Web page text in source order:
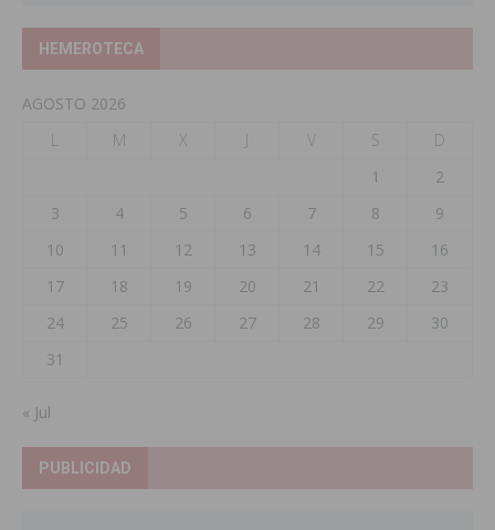
HEMEROTECA
AGOSTO 2026
L
M X J V S
D
1
2
3
4 5 6 7 8
9
10
11 12 13 14 15
16
17
18 19 20 21 22
23
24
25 26 27 28 29
30
31
« Jul
PUBLICIDAD